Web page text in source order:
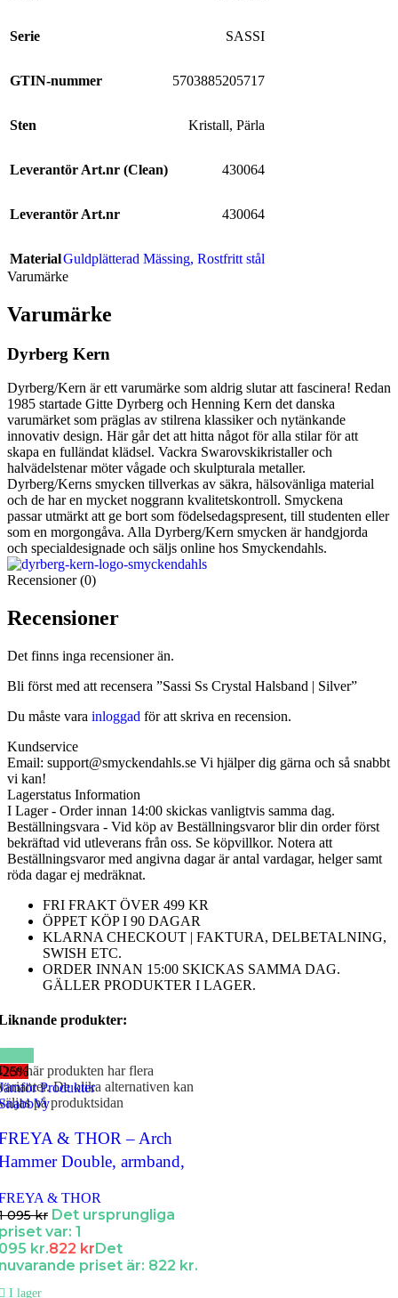
Serie SASSI
GTIN-nummer 5703885205717
Sten Kristall, Pärla
Leverantör Art.nr (Clean) 430064
Leverantör Art.nr 430064
MaterialGuldplätterad Mässing, Rostfritt stål
Varumärke
Varumärke
Dyrberg Kern
Dyrberg/Kern är ett varumärke som aldrig slutar att fascinera! Redan
1985 startade Gitte Dyrberg och Henning Kern det danska
varumärket som präglas av stilrena klassiker och nytänkande
innovativ design. Här går det att hitta något för alla stilar för att
skapa en fulländat klädsel. Vackra Swarovskikristaller och
halvädelstenar möter vågade och skulpturala metaller.
Dyrberg/Kerns smycken tillverkas av säkra, hälsovänliga material
och de har en mycket noggrann kvalitetskontroll. Smyckena
passar utmärkt att ge bort som födelsedagspresent, till studenten eller
som en morgongåva. Alla Dyrberg/Kern smycken är handgjorda
och specialdesignade och säljs online hos Smyckendahls.
Recensioner (0)
Recensioner
Det finns inga recensioner än.
Bli först med att recensera ”Sassi Ss Crystal Halsband | Silver”
Du måste vara inloggad för att skriva en recension.
Kundservice
Email: support@smyckendahls.se Vi hjälper dig gärna och så snabbt
vi kan!
Lagerstatus Information
I Lager - Order innan 14:00 skickas vanligtvis samma dag.
Beställningsvara - Vid köp av Beställningsvaror blir din order först
bekräftad vid utleverans från oss. Se köpvillkor. Notera att
Beställningsvaror med angivna dagar är antal vardagar, helger samt
röda dagar ej medräknat.
FRI FRAKT ÖVER 499 KR
ÖPPET KÖP I 90 DAGAR
KLARNA CHECKOUT | FAKTURA, DELBETALNING,
SWISH ETC.
ORDER INNAN 15:00 SKICKAS SAMMA DAG.
GÄLLER PRODUKTER I LAGER.
produkter:
25%
Produkter
här produkten har flera
De olika alternativen kan
på produktsidan
& THOR – Arch
Double, armband,
& THOR
095kr Det ursprungliga
var: 1
kr.822 kr Det
priset är: 822 kr.
I lager